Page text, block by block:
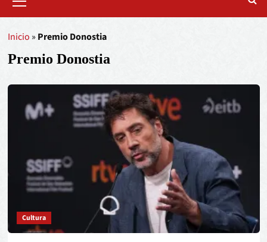
Inicio » Premio Donostia
Premio Donostia
Cultura